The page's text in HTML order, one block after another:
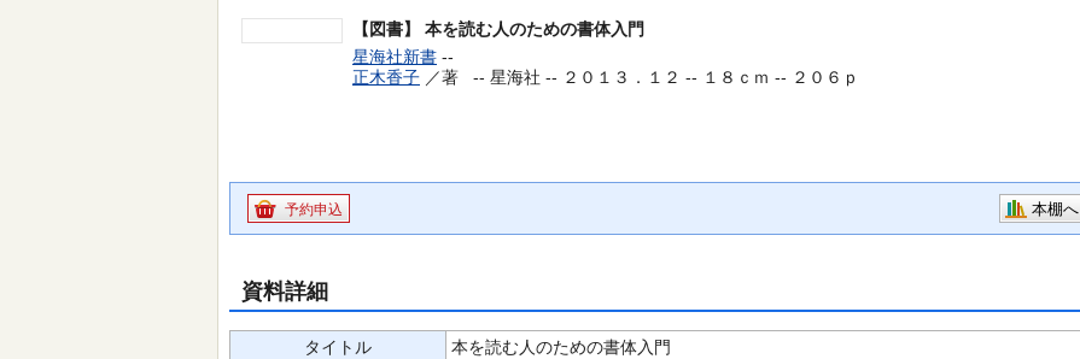
【図書】
本を読む人のための書体入門
星海社新書 --
正木香子 ／著 -- 星海社 -- ２０１３．１２ -- １８ｃｍ -- ２０６ｐ
予約申込 本棚へ
資料詳細
タイトル
本を読む人のための書体入門